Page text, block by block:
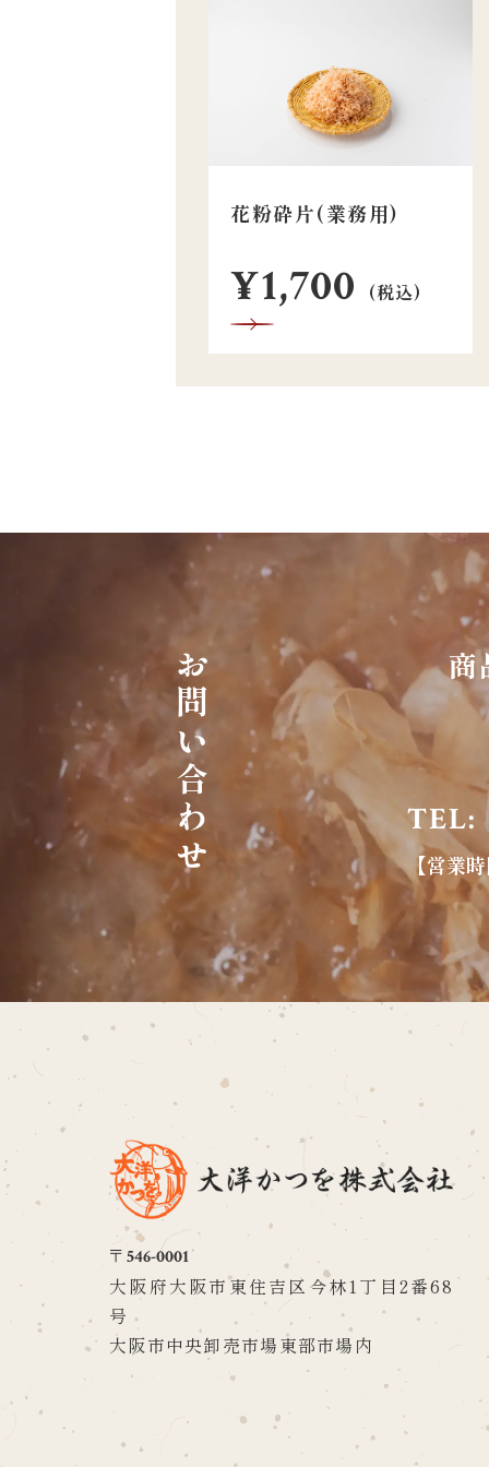
花粉砕片(業務用)
¥1,700 (税込)
お問い合わせ 商
TEL:
【営業
〒546-0001
大阪府大阪市東住吉区今林1丁目2番68
号
大阪市中央卸売市場東部市場内